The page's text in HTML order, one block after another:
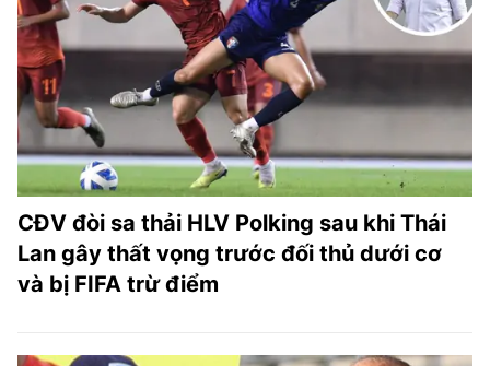
TRA CỨU PHƯỜNG XÃ
CỐNG HIẾN
BÙI XUÂN PHÁI
TIỆN ÍCH
LIÊN HỆ QUẢNG CÁO
Hotline: 0981.119.189
CĐV đòi sa thải HLV Polking sau khi Thái
Lan gây thất vọng trước đối thủ dưới cơ
và bị FIFA trừ điểm